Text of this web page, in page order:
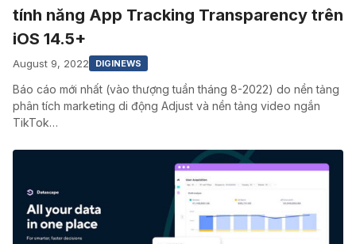
tính năng App Tracking Transparency trên
iOS 14.5+
August 9, 2022 DIGINEWS
Báo cáo mới nhất (vào thượng tuần tháng 8-2022) do nền tảng
phân tích marketing di động Adjust và nền tảng video ngắn
TikTok…